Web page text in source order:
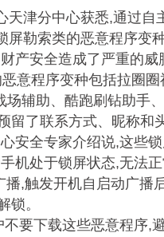
天津分中心获悉,通过自
屏勒索类的恶意程序变
产安全造成了严重的威
意程序变种包括拉圈
辅助、酷跑刷钻助手
留了联系方式、昵称和
安全专家介绍说,这些
机处于锁屏状态,无法
,触发开机自启动广播
锁。
要下载这些恶意程序,